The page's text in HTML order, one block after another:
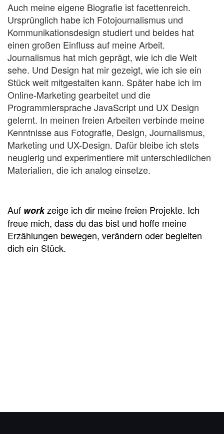
Auch meine eigene Biografie ist facettenreich.
Ursprünglich habe ich Fotojournalismus und
Kommunikationsdesign studiert und beides hat
einen großen Einfluss auf meine Arbeit.
Journalismus hat mich geprägt, wie ich die Welt
sehe. Und Design hat mir gezeigt, wie ich sie ein
Stück weit mitgestalten kann. Später habe ich im
Online-Marketing gearbeitet und die
Programmiersprache JavaScript und UX Design
gelernt. In meinen freien Arbeiten verbinde meine
Kenntnisse aus Fotografie, Design, Journalismus,
Marketing und UX-Design. Dafür bleibe ich stets
neugierig und experimentiere mit unterschiedlichen
Materialien, die ich analog einsetze.
Auf workzeige ich dir meine freien Projekte. Ich
freue mich, dass du das bist und hoffe meine
Erzählungen bewegen, verändern oder begleiten
dich ein Stück.